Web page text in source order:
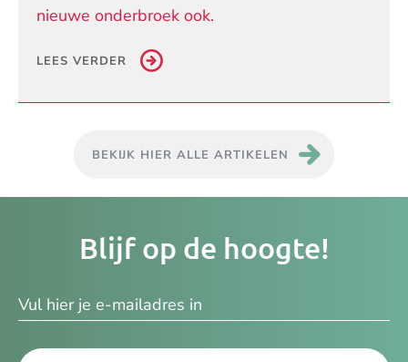
nieuwe onderbroek ook.
LEES VERDER
BEKIJK HIER ALLE ARTIKELEN
Blijf op de hoogte!